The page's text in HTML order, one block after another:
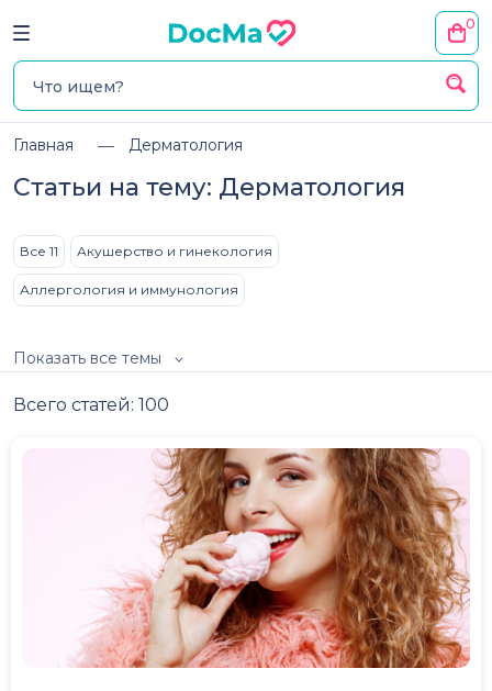
0
Главная Дерматология
Статьи на тему: Дерматология
Все 11 Акушерство и гинекология
Аллергология и иммунология
Показать все темы
Всего статей: 100